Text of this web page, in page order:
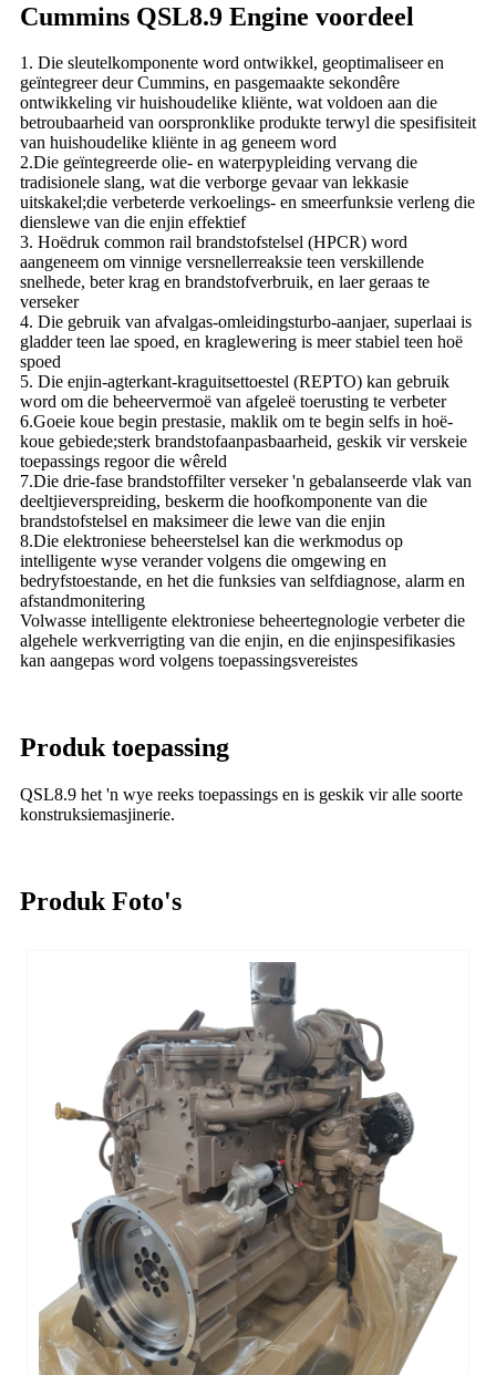
Cummins QSL8.9 Engine voordeel
1. Die sleutelkomponente word ontwikkel, geoptimaliseer en
geïntegreer deur Cummins, en pasgemaakte sekondêre
ontwikkeling vir huishoudelike kliënte, wat voldoen aan die
betroubaarheid van oorspronklike produkte terwyl die spesifisiteit
van huishoudelike kliënte in ag geneem word
2.Die geïntegreerde olie- en waterpypleiding vervang die
tradisionele slang, wat die verborge gevaar van lekkasie
uitskakel;die verbeterde verkoelings- en smeerfunksie verleng die
dienslewe van die enjin effektief
3. Hoëdruk common rail brandstofstelsel (HPCR) word
aangeneem om vinnige versnellerreaksie teen verskillende
snelhede, beter krag en brandstofverbruik, en laer geraas te
verseker
4. Die gebruik van afvalgas-omleidingsturbo-aanjaer, superlaai is
gladder teen lae spoed, en kraglewering is meer stabiel teen hoë
spoed
5. Die enjin-agterkant-kraguitsettoestel (REPTO) kan gebruik
word om die beheervermoë van afgeleë toerusting te verbeter
6.Goeie koue begin prestasie, maklik om te begin selfs in hoë-
koue gebiede;sterk brandstofaanpasbaarheid, geskik vir verskeie
toepassings regoor die wêreld
7.Die drie-fase brandstoffilter verseker 'n gebalanseerde vlak van
deeltjieverspreiding, beskerm die hoofkomponente van die
brandstofstelsel en maksimeer die lewe van die enjin
8.Die elektroniese beheerstelsel kan die werkmodus op
intelligente wyse verander volgens die omgewing en
bedryfstoestande, en het die funksies van selfdiagnose, alarm en
afstandmonitering
Volwasse intelligente elektroniese beheertegnologie verbeter die
algehele werkverrigting van die enjin, en die enjinspesifikasies
kan aangepas word volgens toepassingsvereistes
Produk toepassing
QSL8.9 het 'n wye reeks toepassings en is geskik vir alle soorte
konstruksiemasjinerie.
Produk Foto's